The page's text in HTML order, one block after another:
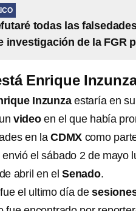
todas las
investigación de la FGR
Enrique
Inzunzaestaría en su
videoen el que había
en laCDMX como
el sábado 2 de mayo
abril en elSenado.
el ultimo día de